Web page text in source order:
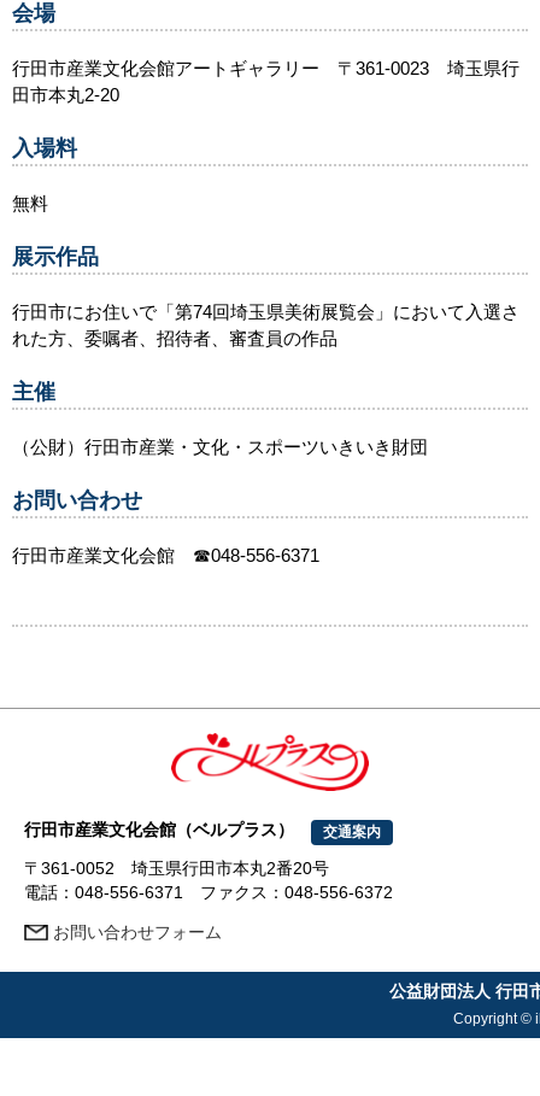
会場
行田市産業文化会館アートギャラリー 〒361-0023 埼玉県行
田市本丸2-20
入場料
無料
展示作品
行田市にお住いで「第74回埼玉県美術展覧会」において入選さ
れた方、委嘱者、招待者、審査員の作品
主催
（公財）行田市産業・文化・スポーツいきいき財団
お問い合わせ
行田市産業文化会館 ☎048-556-6371
行田市産業文化会館（ベルプラス） 交通案内
〒361-0052 埼玉県行田市本丸2番20号
電話：048-556-6371 ファクス：048-556-6372
お問い合わせフォーム
公益財団法人 行田
Copyright ©